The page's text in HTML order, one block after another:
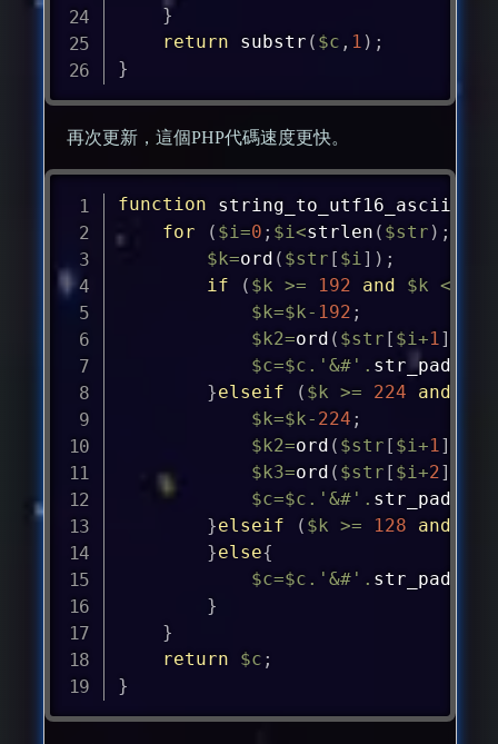
}
return
substr ( $c , 1 ) ;
}
再次更新，這個PHP代碼速度更快。
function
for
( $i =0 ; $i <strlen ( $str ) ;
$k=ord ( $str [ $i ] ) ;
if
( $k >= 192 and $k <=
$k=$k- 192 ;
$k2=ord ( $str [ $i +1 ]
$c=$c . '&#' . str_pad
}elseif ( $k >= 224 and
$k=$k- 224 ;
$k2=ord ( $str [ $i +1 ]
$k3=ord ( $str [ $i +2]
$c=$c . '&#' . str_pad
}elseif ( $k >= 128 and
}else{
$c=$c . '&#' . str_pad
}
}
return
$c ;
}